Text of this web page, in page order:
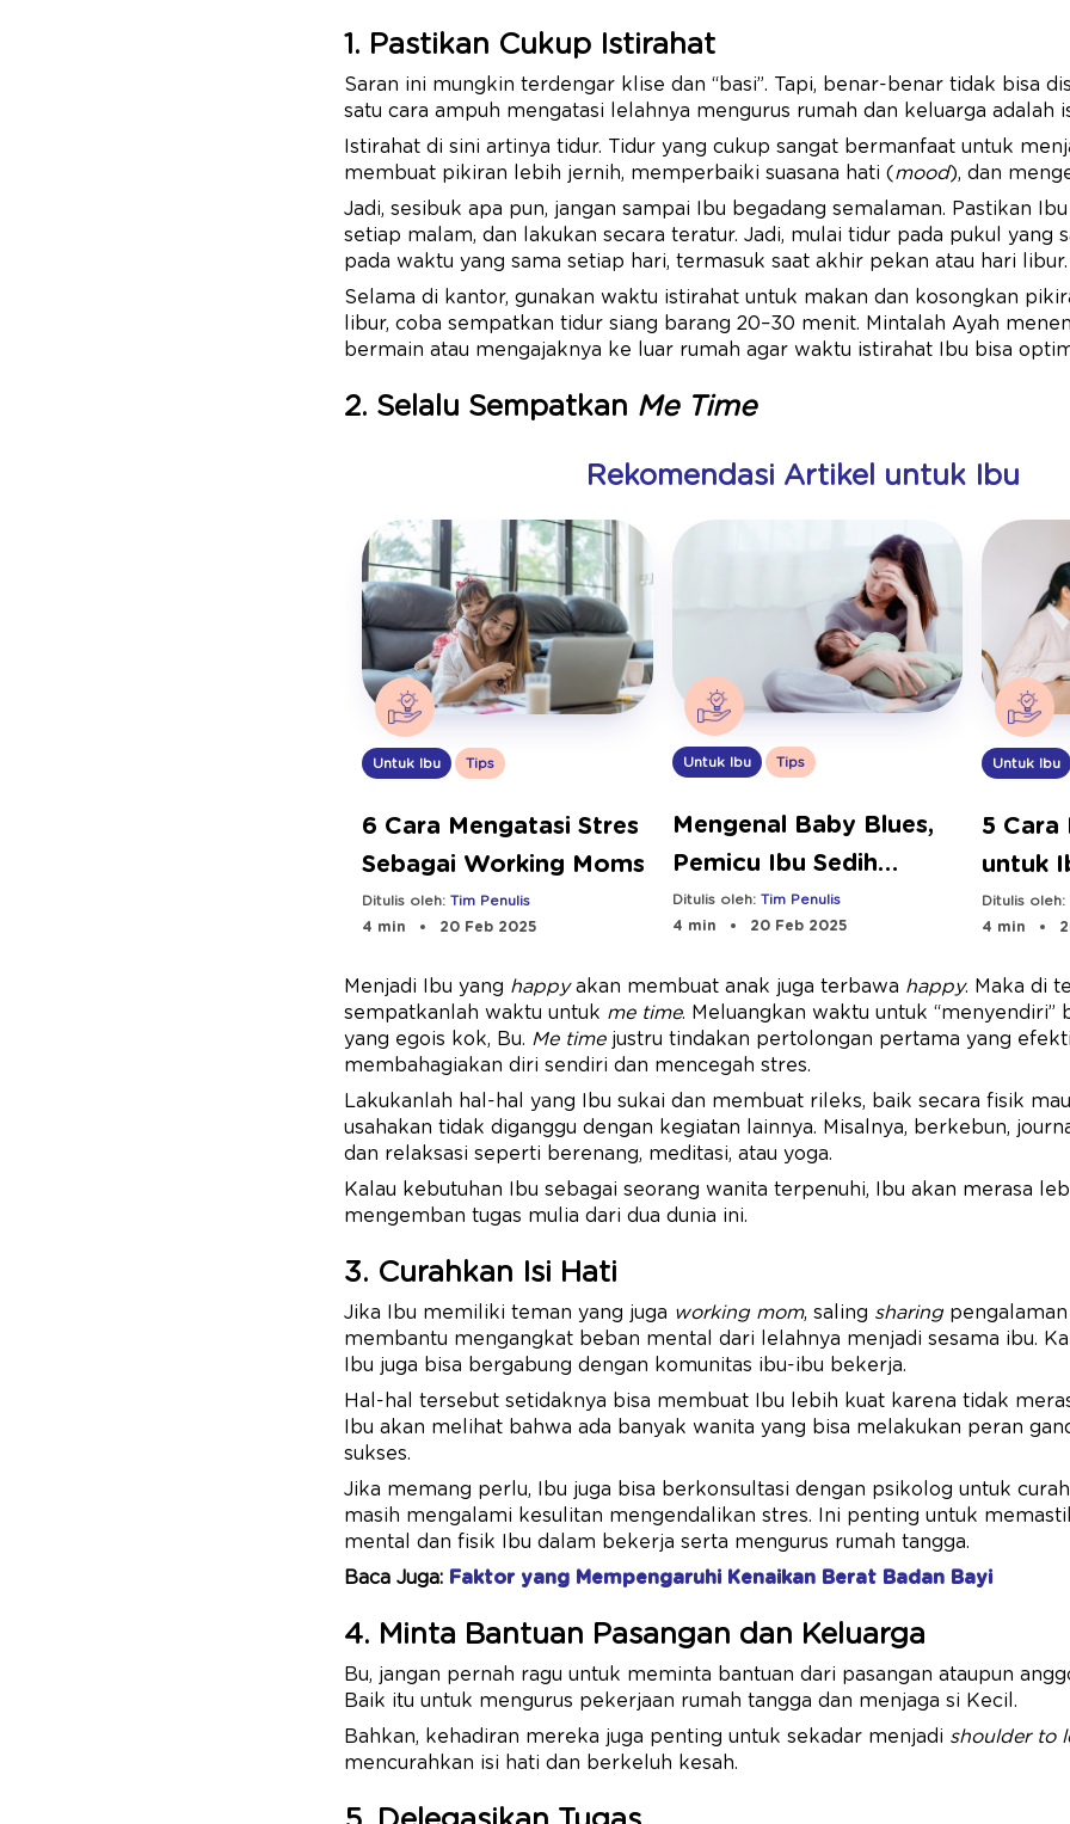
1. Pastikan Cukup Istirahat
Saran ini mungkin terdengar klise dan “basi”. Tapi, benar-benar tidak bisa
satu cara ampuh mengatasi lelahnya mengurus rumah dan keluarga adalah
Istirahat di sini artinya tidur. Tidur yang cukup sangat bermanfaat untuk
membuat pikiran lebih jernih, memperbaiki suasana hati (mood), dan
Jadi, sesibuk apa pun, jangan sampai Ibu begadang semalaman. Pastikan
setiap malam, dan lakukan secara teratur. Jadi, mulai tidur pada pukul yang
pada waktu yang sama setiap hari, termasuk saat akhir pekan atau hari libur.
Selama di kantor, gunakan waktu istirahat untuk makan dan kosongkan
libur, coba sempatkan tidur siang barang 20–30 menit. Mintalah Ayah
bermain atau mengajaknya ke luar rumah agar waktu istirahat Ibu bisa
2. Selalu Sempatkan Me Time
Rekomendasi Artikel untuk Ibu
Untuk Ibu Tips
6 Cara Mengatasi Stres
Sebagai Working Moms
Ditulis oleh: Tim Penulis
4 min
20 Feb 2025
Untuk Ibu Tips
Mengenal Baby Blues,
Pemicu Ibu Sedih
Setelah Melahirkan
Ditulis oleh: Tim Penulis
4 min
20 Feb 2025
Untuk Ibu
5 Cara
untuk
Ditulis oleh:
4 min
Menjadi Ibu yang happyakan membuat anak juga terbawa happy. Maka di
sempatkanlah waktu untuk me time. Meluangkan waktu untuk “menyendiri”
yang egois kok, Bu. Me timejustru tindakan pertolongan pertama yang
membahagiakan diri sendiri dan mencegah stres.
Lakukanlah hal-hal yang Ibu sukai dan membuat rileks, baik secara fisik
usahakan tidak diganggu dengan kegiatan lainnya. Misalnya, berkebun,
dan relaksasi seperti berenang, meditasi, atau yoga.
Kalau kebutuhan Ibu sebagai seorang wanita terpenuhi, Ibu akan merasa
mengemban tugas mulia dari dua dunia ini.
3. Curahkan Isi Hati
Jika Ibu memiliki teman yang juga working mom, saling sharingpengalaman
membantu mengangkat beban mental dari lelahnya menjadi sesama ibu.
Ibu juga bisa bergabung dengan komunitas ibu-ibu bekerja.
Hal-hal tersebut setidaknya bisa membuat Ibu lebih kuat karena tidak
Ibu akan melihat bahwa ada banyak wanita yang bisa melakukan peran
sukses.
Jika memang perlu, Ibu juga bisa berkonsultasi dengan psikolog untuk
masih mengalami kesulitan mengendalikan stres. Ini penting untuk
mental dan fisik Ibu dalam bekerja serta mengurus rumah tangga.
Baca Juga: Faktor yang Mempengaruhi Kenaikan Berat Badan Bayi
4. Minta Bantuan Pasangan dan Keluarga
Bu, jangan pernah ragu untuk meminta bantuan dari pasangan ataupun
Baik itu untuk mengurus pekerjaan rumah tangga dan menjaga si Kecil.
Bahkan, kehadiran mereka juga penting untuk sekadar menjadi shoulder to
mencurahkan isi hati dan berkeluh kesah.